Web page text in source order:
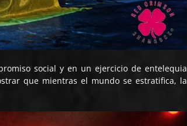
social y en un ejercicio de entelequia
que mientras el mundo se estratifica, la